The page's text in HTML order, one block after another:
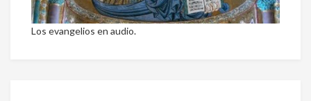
Los evangelios en audio.